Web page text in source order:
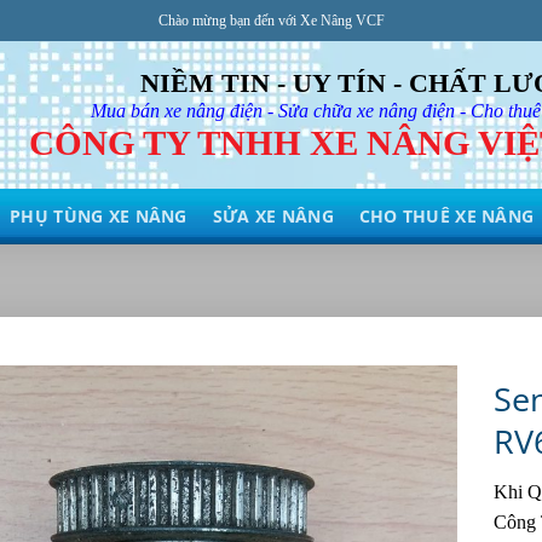
Chào mừng bạn đến với Xe Nâng VCF
NIỀM TIN - UY TÍN - CHẤT
Mua bán xe nâng điện - Sửa chữa xe nâng điện - Cho
CÔNG TY TNHH XE NÂNG
PHỤ TÙNG XE NÂNG SỬA XE NÂNG CHO THUÊ XE NÂNG
Khi
Công